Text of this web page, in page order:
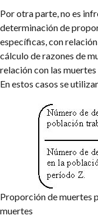
Por otra parte, no es
determinación de
específicas, con
cálculo de razones de
relación con las
En estos casos se
Proporción de muertes
muertes